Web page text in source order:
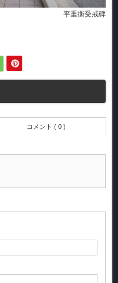
平重衡受戒碑
コメント ( 0 )